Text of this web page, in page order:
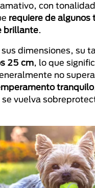
con
requiere de
brillante.
sus dimensiones, su
25 cm, lo que
no
tranquilo
vuelva